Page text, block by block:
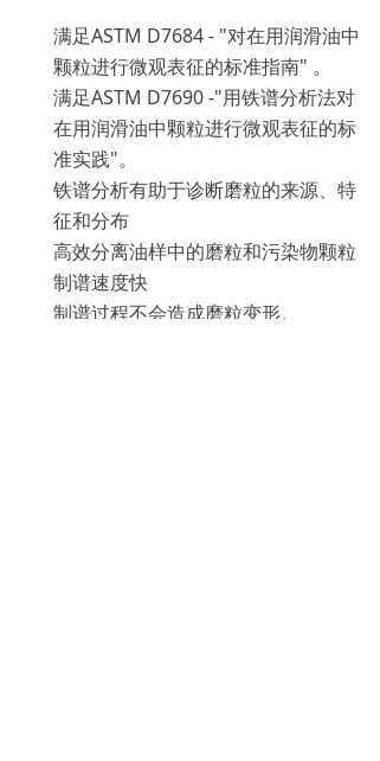
满足ASTM D7684 - "对在用润滑油中
颗粒进行微观表征的标准指南" 。
满足ASTM D7690 -"用铁谱分析法对
在用润滑油中颗粒进行微观表征的标
准实践"。
铁谱分析有助于诊断磨粒的来源、特
征和分布
高效分离油样中的磨粒和污染物颗粒
制谱速度快
制谱过程不会造成磨粒变形。